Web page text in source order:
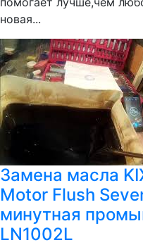
новая...
Замена масла
Motor Flush
минутная
LN1002L